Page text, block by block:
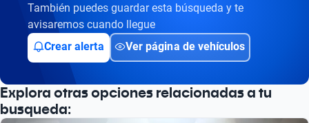
Busca por año
También puedes guardar esta búsqueda y te
avisaremos cuando llegue
Crear alerta
Ver página de vehículos
Explora otras opciones relacionadas a tu
busqueda: